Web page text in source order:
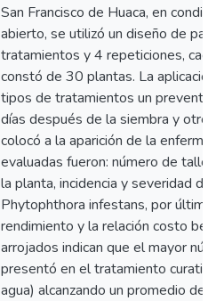
San Francisco de Huaca, en
abierto, se utilizó un diseño de
tratamientos y 4 repeticiones,
constó de 30 plantas. La
tipos de tratamientos un
días después de la siembra y otro
colocó a la aparición de la
evaluadas fueron: número de
la planta, incidencia y severidad
Phytophthora infestans, por
rendimiento y la relación costo
arrojados indican que el mayor
presentó en el tratamiento
agua) alcanzando un promedio de